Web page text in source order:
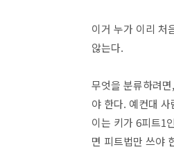
이거 누가 이리 처
않는다.
무엇을 분류하려
야 한다. 예컨대
이는 키가 6피트1
면 피트법만 쓰야